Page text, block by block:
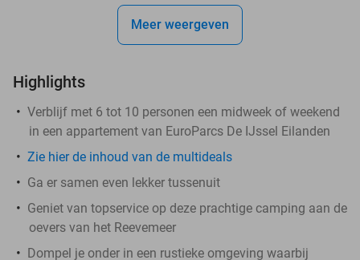
Meer weergeven
Highlights
Verblijf met 6 tot 10 personen een midweek of weekend
in een appartement van EuroParcs De IJssel Eilanden
Zie hier de inhoud van de multideals
Ga er samen even lekker tussenuit
Geniet van topservice op deze prachtige camping aan de
oevers van het Reevemeer
Dompel je onder in een rustieke omgeving waarbij